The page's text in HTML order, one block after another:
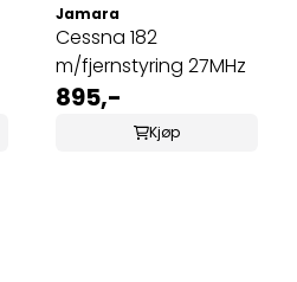
Jamara
Cessna 182
m/fjernstyring 27MHz
895,-
Kjøp